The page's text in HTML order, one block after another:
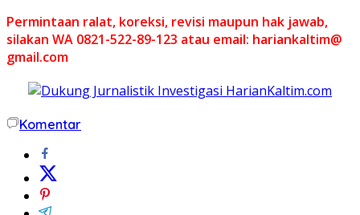
Permintaan ralat, koreksi, revisi maupun hak jawab,
silakan WA 0821-522-89-123 atau email: hariankaltim@
gmail.com
Komentar